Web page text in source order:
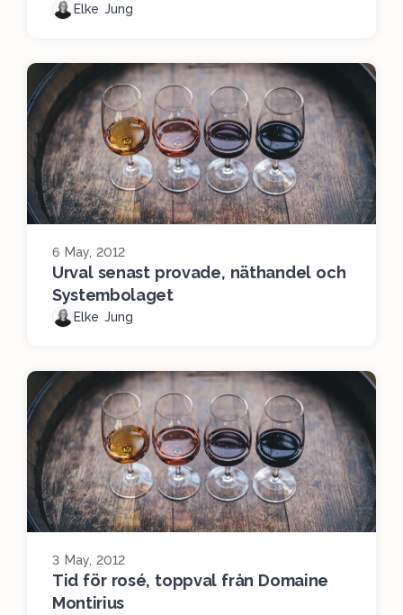
Elke Jung
6 May, 2012
Urval senast provade, näthandel och
Systembolaget
Elke Jung
3 May, 2012
Tid för rosé, toppval från Domaine
Montirius